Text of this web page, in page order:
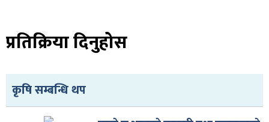
प्रतिक्रिया दिनुहोस
कृषि सम्बन्धि थप